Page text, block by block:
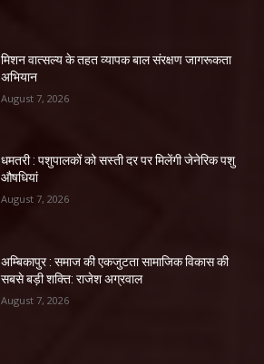
मिशन वात्सल्य के तहत व्यापक बाल संरक्षण जागरूकता
अभियान
August 7, 2026
धमतरी : पशुपालकों को सस्ती दर पर मिलेंगी जेनेरिक पशु
औषधियां
August 7, 2026
अम्बिकापुर : समाज की एकजुटता सामाजिक विकास की
सबसे बड़ी शक्ति: राजेश अग्रवाल
August 7, 2026